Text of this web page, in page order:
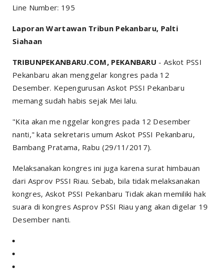
Line Number: 195
Laporan Wartawan Tribun Pekanbaru, Palti
Siahaan
TRIBUNPEKANBARU.COM, PEKANBARU - Askot PSSI
Pekanbaru akan menggelar kongres pada 12
Desember. Kepengurusan Askot PSSI Pekanbaru
memang sudah habis sejak Mei lalu.
"Kita akan me nggelar kongres pada 12 Desember
nanti," kata sekretaris umum Askot PSSI Pekanbaru,
Bambang Pratama, Rabu (29/11/2017).
Melaksanakan kongres ini juga karena surat himbauan
dari Asprov PSSI Riau. Sebab, bila tidak melaksanakan
kongres, Askot PSSI Pekanbaru Tidak akan memiliki hak
suara di kongres Asprov PSSI Riau yang akan digelar 19
Desember nanti.